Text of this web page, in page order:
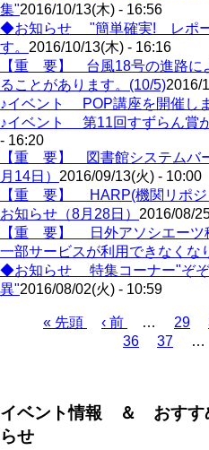
集"2016/10/13(木) - 16:56
◆お知らせ "簡単確実! レポー
す。 2016/10/13(木) - 16:16
【重 要】 台風18号の進路に
ることがあります。(10/5)2016/
♪イベント POP講座を開催し
♪イベント 第11回すずらん賞
- 16:20
【重 要】 図書館システムバ
月14日） 2016/09/13(火) - 10:00
【重 要】 HARP(機関リポジ
お知らせ（8月28日） 2016/08/
【重 要】 日外アソシエーツ
一部サービスが利用できなくな
◆お知らせ 特集コーナー"ぞ
異"2016/08/02(火) - 10:59
り
先
« 先頭
前
‹ 前 … Page
29
Page
36 Page
37 …
イベント情報 ＆ おす
らせ